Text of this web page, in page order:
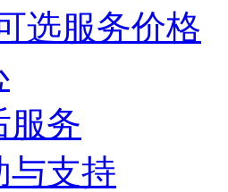
选服务价格
服务
与支持